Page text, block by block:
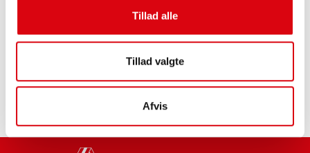
Tillad alle
Tillad valgte
Afvis
Køb dette batteri:
FORHANDLER OG MONTERINGSSERVICE >